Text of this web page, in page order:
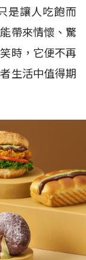
是讓人吃飽而
帶來情懷、驚
時，它便不再
生活中值得期